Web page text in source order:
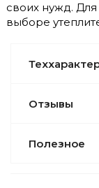
своих нужд.
выборе
Отзывы
Полезное